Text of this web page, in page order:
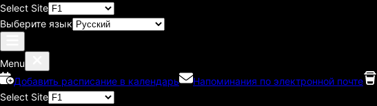
Select Site
Выберите язык
Menu
Добавить расписание в календарь
Напоминания по электронной почте
Select Site